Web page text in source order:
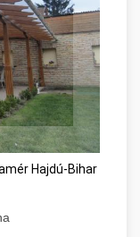
Hajdú-Bihar